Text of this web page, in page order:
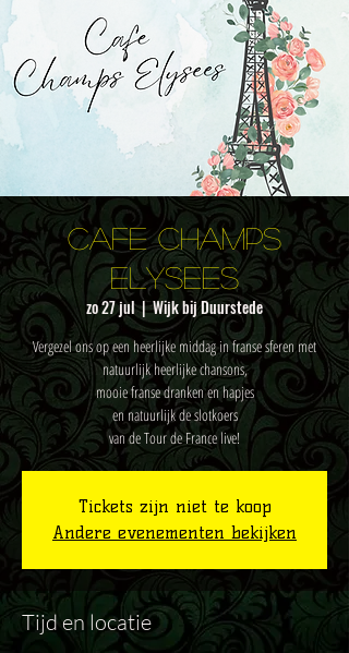
Cafe Champs
Elysees
zo 27 jul
  |
Wijk bij Duurstede
Vergezel ons op een heerlijke middag in franse sferen met
natuurlijk heerlijke chansons,
mooie franse dranken en hapjes
en natuurlijk de slotkoers
van de Tour de France live!
Tickets zijn niet te koop
Andere evenementen bekijken
Tijd en locatie